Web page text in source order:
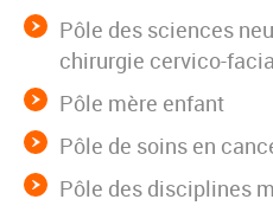
Pôle des sciences
chirurgie cervico-
Pôle mère enfant
Pôle de soins en
Pôle des disciplines